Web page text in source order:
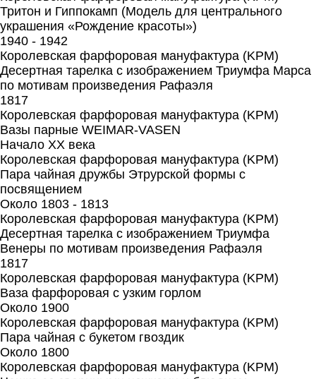
Тритон и Гиппокамп (Модель для центрального
украшения «Рождение красоты»)
1940 - 1942
Королевская фарфоровая мануфактура (KPM)
Десертная тарелка с изображением Триумфа Марса
по мотивам произведения Рафаэля
1817
Королевская фарфоровая мануфактура (KPM)
Вазы парные WEIMAR-VASEN
Начало XX века
Королевская фарфоровая мануфактура (KPM)
Пара чайная дружбы Этрурской формы с
посвящением
Около 1803 - 1813
Королевская фарфоровая мануфактура (KPM)
Десертная тарелка с изображением Триумфа
Венеры по мотивам произведения Рафаэля
1817
Королевская фарфоровая мануфактура (KPM)
Ваза фарфоровая с узким горлом
Около 1900
Королевская фарфоровая мануфактура (KPM)
Пара чайная с букетом гвоздик
Около 1800
Королевская фарфоровая мануфактура (KPM)